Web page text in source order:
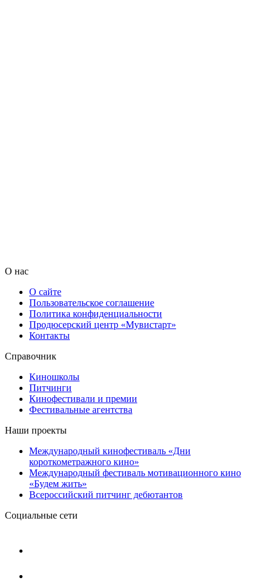
О нас
О сайте
Пользовательское соглашение
Политика конфиденциальности
Продюсерский центр «Мувистарт»
Контакты
Справочник
Киношколы
Питчинги
Кинофестивали и премии
Фестивальные агентства
Наши проекты
Международный кинофестиваль «Дни
короткометражного кино»
Международный фестиваль мотивационного кино
«Будем жить»
Всероссийский питчинг дебютантов
Социальные сети